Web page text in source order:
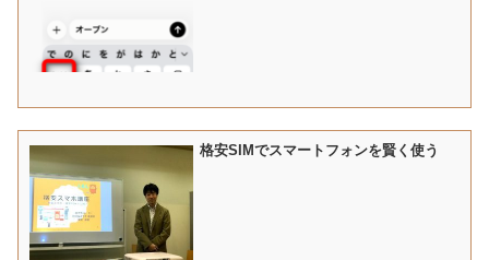
格安SIMでスマートフォンを賢く使う